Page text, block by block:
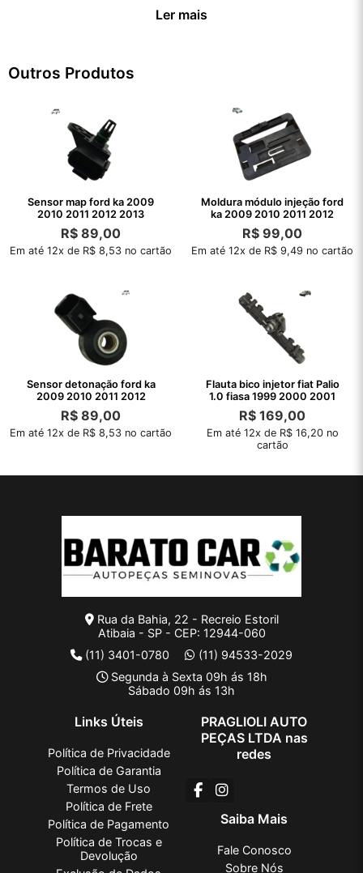
Ler mais
Outros Produtos
Sensor map ford ka 2009
2010 2011 2012 2013
R$ 89,00
Em até 12x de R$ 8,53 no cartão
Moldura módulo injeção ford
ka 2009 2010 2011 2012
R$ 99,00
Em até 12x de R$ 9,49 no cartão
Sensor detonação ford ka
2009 2010 2011 2012
R$ 89,00
Em até 12x de R$ 8,53 no cartão
Flauta bico injetor fiat Palio
1.0 fiasa 1999 2000 2001
R$ 169,00
Em até 12x de R$ 16,20 no
cartão
Rua da Bahia, 22 - Recreio Estoril
Atibaia - SP - CEP: 12944-060
(11) 3401-0780
(11) 94533-2029
Segunda à Sexta 09h ás 18h
Sábado 09h ás 13h
Links Úteis
Política de Privacidade
Política de Garantia
Termos de Uso
Política de Frete
Política de Pagamento
Política de Trocas e
Devolução
PRAGLIOLI AUTO
PEÇAS LTDA nas
redes
Saiba Mais
Fale Conosco
Sobre Nós